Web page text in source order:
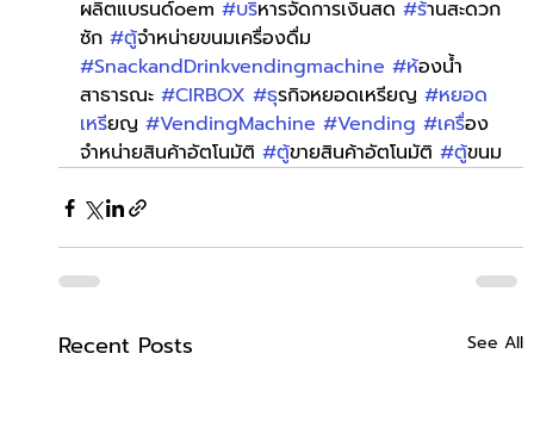
ผลิตแบรนด์oem #บริหารจัดการเงินสด #ร้านสะดวก
ซัก #ตู้จำหน่ายขนมเครื่องดื่ม
#SnackandDrinkvendingmachine #ห้องน้ำ
สาธารณะ #CIRBOX #ธุรกิจหยอดเหรียญ #หยอด
เหรียญ #VendingMachine #Vending #เครื่อง
จำหน่ายสินค้าอัตโนมัติ #ตู้ขายสินค้าอัตโนมัติ #ตู้ขนม
Recent Posts See All